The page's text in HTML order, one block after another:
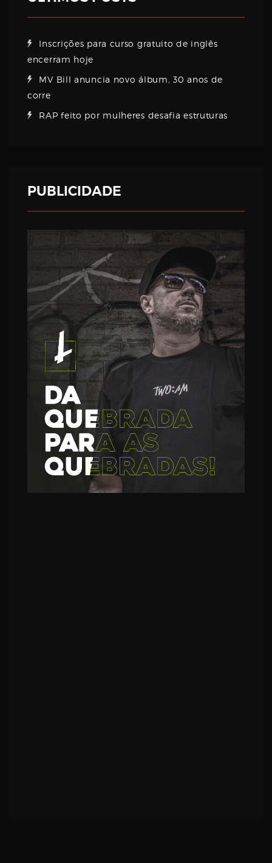
Inscrições para curso gratuito de inglês
encerram hoje
MV Bill anuncia novo álbum, 30 anos de
corre
RAP feito por mulheres desafia estruturas
PUBLICIDADE